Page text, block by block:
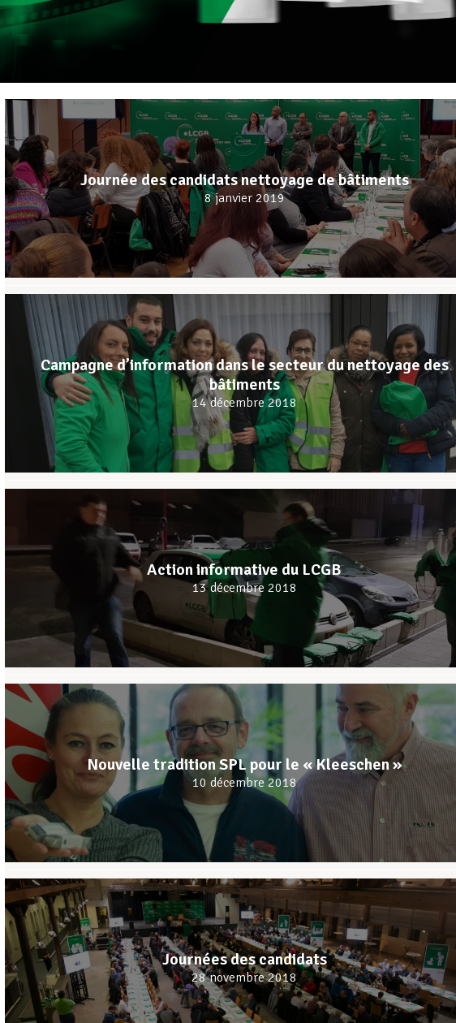
Journée des candidats nettoyage de bâtiments
8 janvier 2019
Campagne d’information dans le secteur du nettoyage des
bâtiments
14 décembre 2018
Action informative du LCGB
13 décembre 2018
Nouvelle tradition SPL pour le « Kleeschen »
10 décembre 2018
Journées des candidats
28 novembre 2018